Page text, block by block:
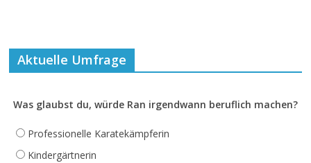
Aktuelle Umfrage
Was glaubst du, würde Ran irgendwann beruflich machen?
Professionelle Karatekämpferin
Kindergärtnerin